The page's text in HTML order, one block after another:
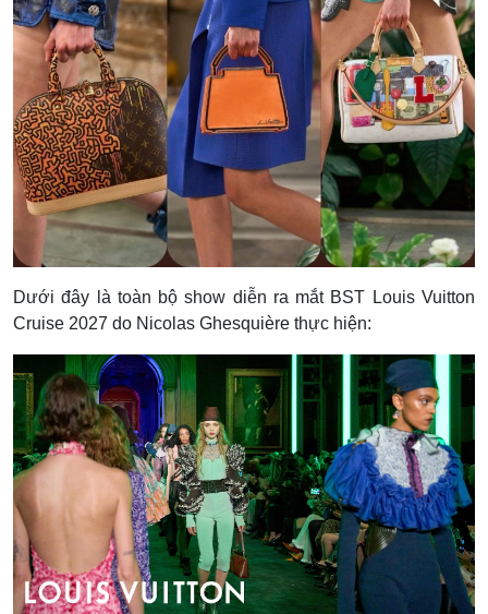
Dưới đây là toàn bộ show diễn ra mắt BST Louis Vuitton
Cruise 2027 do Nicolas Ghesquière thực hiện: